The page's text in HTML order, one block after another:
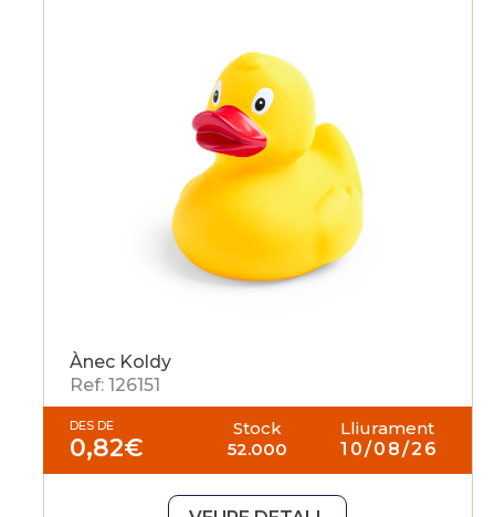
Ànec Koldy
Ref: 126151
DES DE
0,82€
Stock
52.000
Lliurament
10/08/26